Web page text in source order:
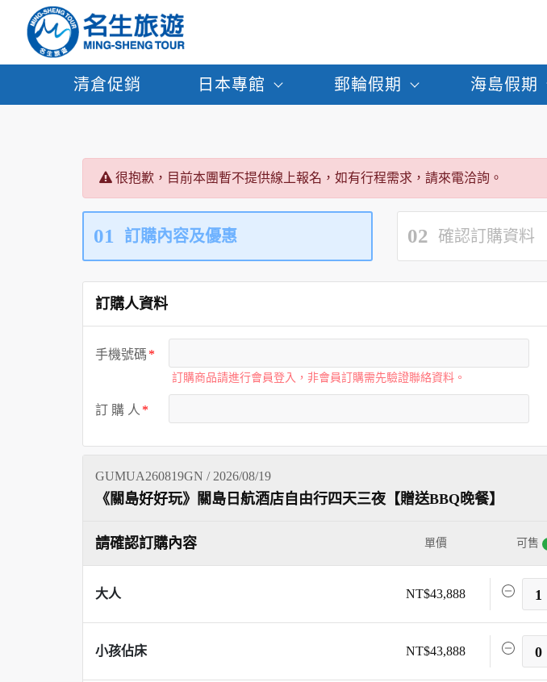
清倉促銷 日本專館 郵輪假期 海島假期
很抱歉，目前本團暫不提供線上報名，如有行程需求，請來電洽詢。
01 訂購內容及優惠 02 確認訂購資料
訂購人資料
手機號碼
訂購商品請進行會員登入，非會員訂購需先驗證聯絡資料。
訂 購 人
GUMUA260819GN / 2026/08/19
《關島好好玩》關島日航酒店自由行四天三夜【贈送BBQ晚餐】
請確認訂購內容 單價 可售
大人 NT$43,888 1
小孩佔床 NT$43,888 0